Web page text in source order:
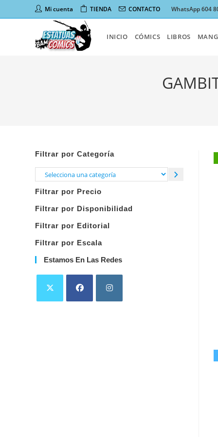
al
Mi cuenta TIENDA CONTACTO WhatsApp 604
INICIO CÓMICS LIBROS
Filtrar por Categoría
Selecciona
categoría
Filtrar por Precio
Filtrar por Disponibilidad
Filtrar por Editorial
Filtrar por Escala
Estamos En Las Redes